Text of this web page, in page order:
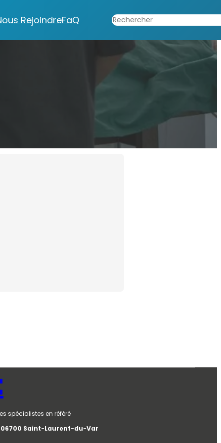
RejoindreFaQ Rechercher
spécialistes en référé
06700 Saint-Laurent-du-Var